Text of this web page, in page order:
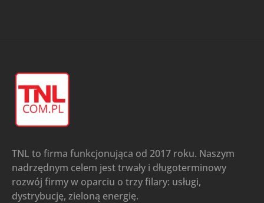
TNL to firma funkcjonująca od 2017 roku. Naszym
nadrzędnym celem jest trwały i długoterminowy
rozwój firmy w oparciu o trzy filary: usługi,
dystrybucję, zieloną energię.